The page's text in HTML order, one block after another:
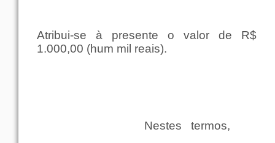
Atribui-se à presente o valor de R$
1.000,00 (hum mil reais).
Nestes termos,